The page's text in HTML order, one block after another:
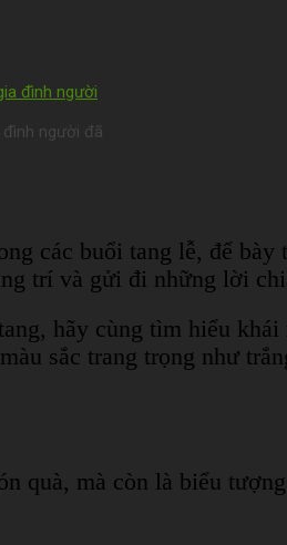
người đã
các buổi tang lễ, để
trí và gửi đi những lời
hãy cùng tìm hiểu
sắc trang trọng như
quà, mà còn là biểu